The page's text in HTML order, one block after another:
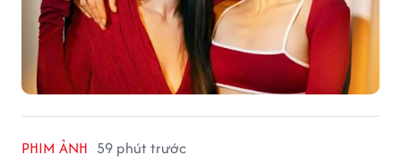
PHIM ẢNH 59 phút trước